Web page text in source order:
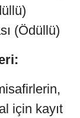
(Ödüllü)
için kayıt